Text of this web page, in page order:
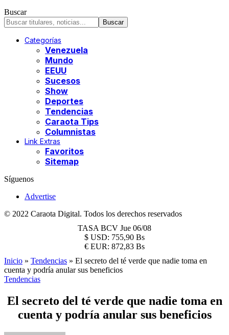
Buscar
Categorías
Venezuela
Mundo
EEUU
Sucesos
Show
Deportes
Tendencias
Caraota Tips
Columnistas
Link Extras
Favoritos
Sitemap
Síguenos
Advertise
© 2022 Caraota Digital. Todos los derechos reservados
TASA BCV Jue 06/08
$ USD: 755,90 Bs
€ EUR: 872,83 Bs
Inicio » Tendencias » El secreto del té verde que nadie toma en
cuenta y podría anular sus beneficios
Tendencias
El secreto del té verde que nadie toma en
cuenta y podría anular sus beneficios